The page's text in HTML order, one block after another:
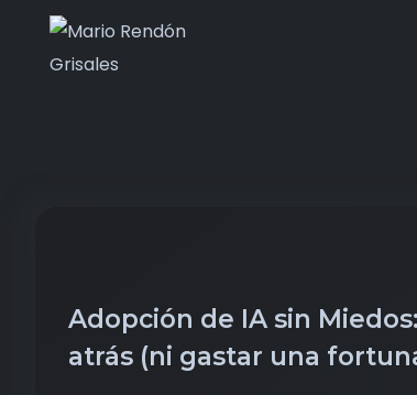
Adopción de IA sin
atrás (ni gastar una